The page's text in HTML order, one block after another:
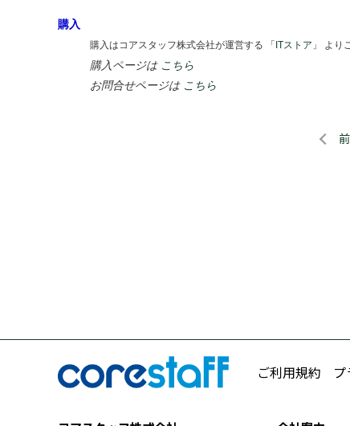
購入
購入はコアスタッフ株式会社が運営する 「ITストア」 より
購入ページは こちら
お問合せページは こちら
ご利用規約